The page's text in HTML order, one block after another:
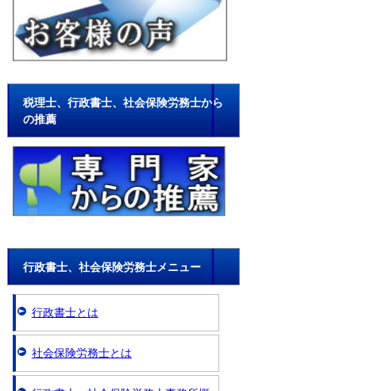
税理士、行政書士、社会保険労務士から
の推薦
行政書士、社会保険労務士メニュー
行政書士とは
社会保険労務士とは